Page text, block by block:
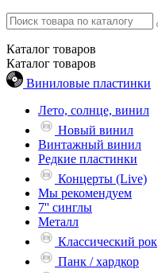
Каталог товаров
Каталог товаров
Виниловые пластинки
Лето, солнце, винил
Новый винил
Винтажный винил
Редкие пластинки
Концерты (Live)
Мы рекомендуем
7'' синглы
Металл
Классический рок
Панк / хардкор